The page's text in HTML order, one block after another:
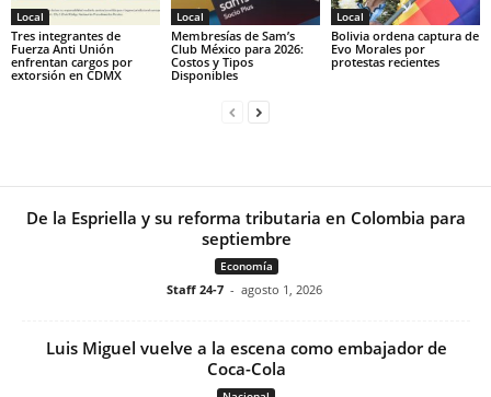
Local
Tres integrantes de
Fuerza Anti Unión
enfrentan cargos por
extorsión en CDMX
Local
Membresías de Sam’s
Club México para 2026:
Costos y Tipos
Disponibles
Local
Bolivia ordena captura de
Evo Morales por
protestas recientes
De la Espriella y su reforma tributaria en Colombia para
septiembre
Economía
Staff 24-7 - agosto 1, 2026
Luis Miguel vuelve a la escena como embajador de
Coca-Cola